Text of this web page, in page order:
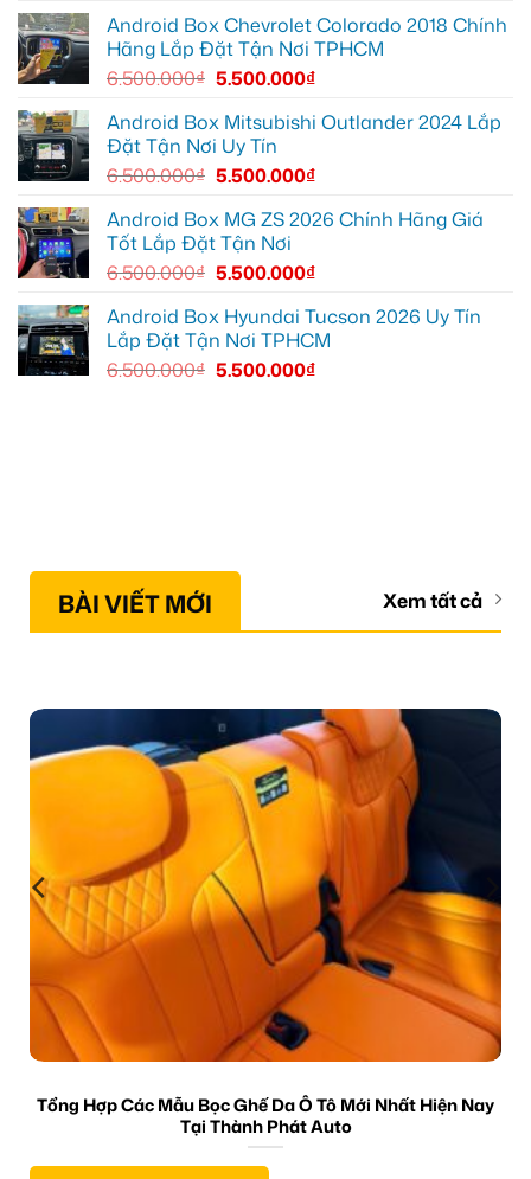
VF5
Quận
chính
hãng
Android Box Chevrolet Colorado 2018 Chính
Hãng Lắp Đặt Tận Nơi TPHCM
6.500.000₫ 5.500.000₫
Android Box Mitsubishi Outlander 2024 Lắp
Đặt Tận Nơi Uy Tín
6.500.000₫ 5.500.000₫
Android Box MG ZS 2026 Chính Hãng Giá
Tốt Lắp Đặt Tận Nơi
6.500.000₫ 5.500.000₫
Android Box Hyundai Tucson 2026 Uy Tín
Lắp Đặt Tận Nơi TPHCM
6.500.000₫ 5.500.000₫
BÀI VIẾT MỚI Xem tất cả
Tổng Hợp Các Mẫu Bọc Ghế Da Ô Tô Mới Nhất Hiện Nay
Tại Thành Phát Auto